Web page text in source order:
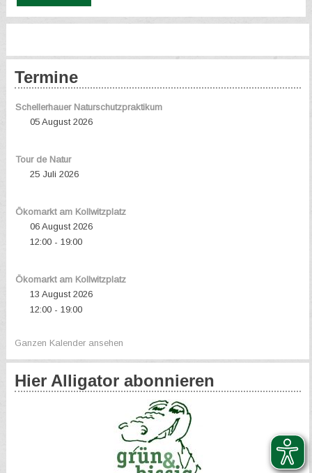
Termine
Schellerhauer Naturschutzpraktikum
05 August 2026
Tour de Natur
25 Juli 2026
Ökomarkt am Kollwitzplatz
06 August 2026
12:00- 19:00
Ökomarkt am Kollwitzplatz
13 August 2026
12:00- 19:00
Ganzen Kalender ansehen
Hier Alligator abonnieren